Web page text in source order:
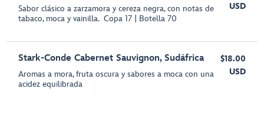
Sabor clásico a zarzamora y cereza negra, con notas de
tabaco, moca y vainilla. Copa 17 | Botella 70
USD
Stark-Conde Cabernet Sauvignon, Sudáfrica
Aromas a mora, fruta oscura y sabores a moca con una
acidez equilibrada
$18.00
USD